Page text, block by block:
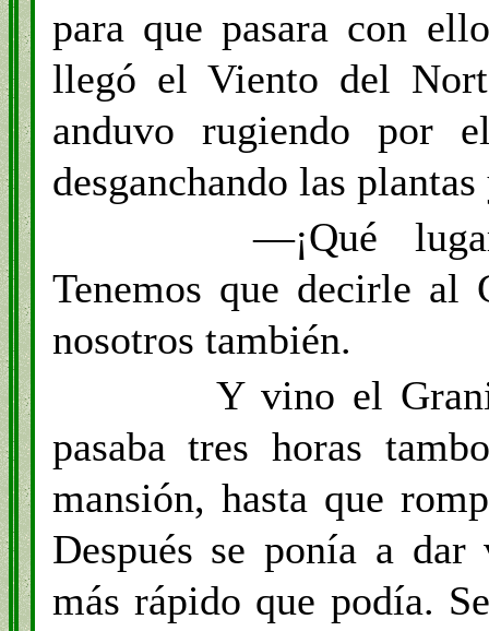
para que pasara con
llegó el Viento del
anduvo rugiendo por
desganchando las
—¡Qué
Tenemos que decirle al
nosotros también.
Y vino el
pasaba tres horas
mansión, hasta que
Después se ponía a
más rápido que podía.